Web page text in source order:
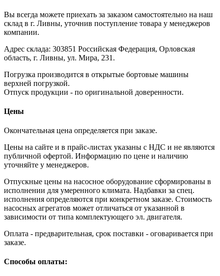
Вы всегда можете приехать за заказом самостоятельно на наш
склад в г. Ливны, уточнив поступление товара у менеджеров
компании.
Адрес склада: 303851 Российская Федерация, Орловская
область, г. Ливны, ул. Мира, 231.
Погрузка производится в открытые бортовые машины
верхней погрузкой.
Отпуск продукции - по оригинальной доверенности.
Цены
Окончательная цена определяется при заказе.
Цены на сайте и в прайс-листах указаны с НДС и не являются
публичной офертой. Информацию по цене и наличию
уточняйте у менеджеров.
Отпускные цены на насосное оборудование сформированы в
исполнении для умеренного климата. Надбавки за спец.
исполнения определяются при конкретном заказе. Стоимость
насосных агрегатов может отличаться от указанной в
зависимости от типа комплектующего эл. двигателя.
Оплата - предварительная, срок поставки - оговаривается при
заказе.
Способы оплаты: